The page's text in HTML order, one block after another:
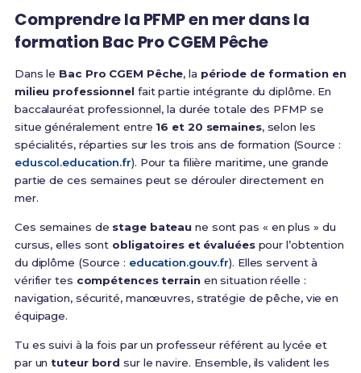
Comprendre la PFMP en mer dans la
formation Bac Pro CGEM Pêche
Dans le Bac Pro CGEM Pêche, la période de formation en
milieu professionnelfait partie intégrante du diplôme. En
baccalauréat professionnel, la durée totale des PFMP se
situe généralement entre 16 et 20 semaines, selon les
spécialités, réparties sur les trois ans de formation (Source :
eduscol.education.fr). Pour ta filière maritime, une grande
partie de ces semaines peut se dérouler directement en
mer.
Ces semaines de stage bateau ne sont pas « en plus » du
cursus, elles sont obligatoires et évaluéespour l’obtention
du diplôme (Source : education.gouv.fr). Elles servent à
vérifier tes compétences terrainen situation réelle :
navigation, sécurité, manœuvres, stratégie de pêche, vie en
équipage.
Tu es suivi à la fois par un professeur référent au lycée et
par untuteur bord sur le navire. Ensemble, ils valident les